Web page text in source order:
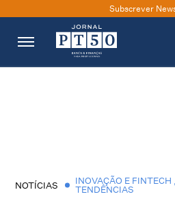
Subscrever
NOTÍCIAS INOVAÇÃO E FINTECH
TENDÊNCIAS